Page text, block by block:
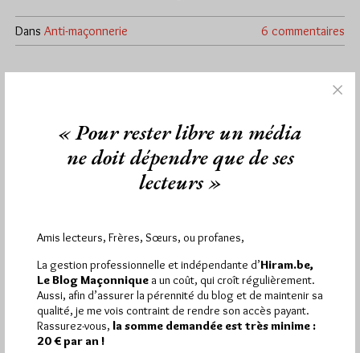
Dans Anti-maçonnerie 6 commentaires
visiteset3 133 pagesont été lues (Source :
Abonnement aux Newsletters - RSS
« Pour rester libre un média
ne doit dépendre que de ses
lecteurs »
Amis lecteurs, Frères, Sœurs, ou profanes,
La gestion professionnelle et indépendante d’Hiram.be,
Le Blog Maçonnique a un coût, qui croît régulièrement.
Aussi, afin d’assurer la pérennité du blog et de maintenir sa
qualité, je me vois contraint de rendre son accès payant.
Rassurez-vous, la somme demandée est très minime :
20 € par an !